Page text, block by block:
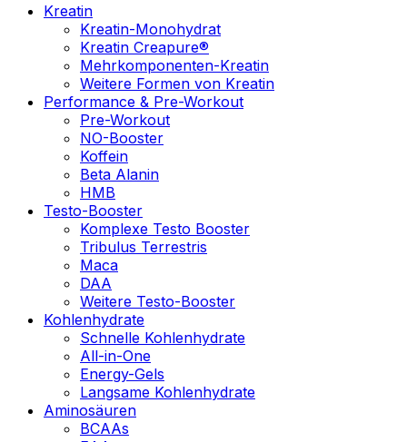
Kreatin
Kreatin-Monohydrat
Kreatin Creapure®
Mehrkomponenten-Kreatin
Weitere Formen von Kreatin
Performance & Pre-Workout
Pre-Workout
NO-Booster
Koffein
Beta Alanin
HMB
Testo-Booster
Komplexe Testo Booster
Tribulus Terrestris
Maca
DAA
Weitere Testo-Booster
Kohlenhydrate
Schnelle Kohlenhydrate
All-in-One
Energy-Gels
Langsame Kohlenhydrate
Aminosäuren
BCAAs